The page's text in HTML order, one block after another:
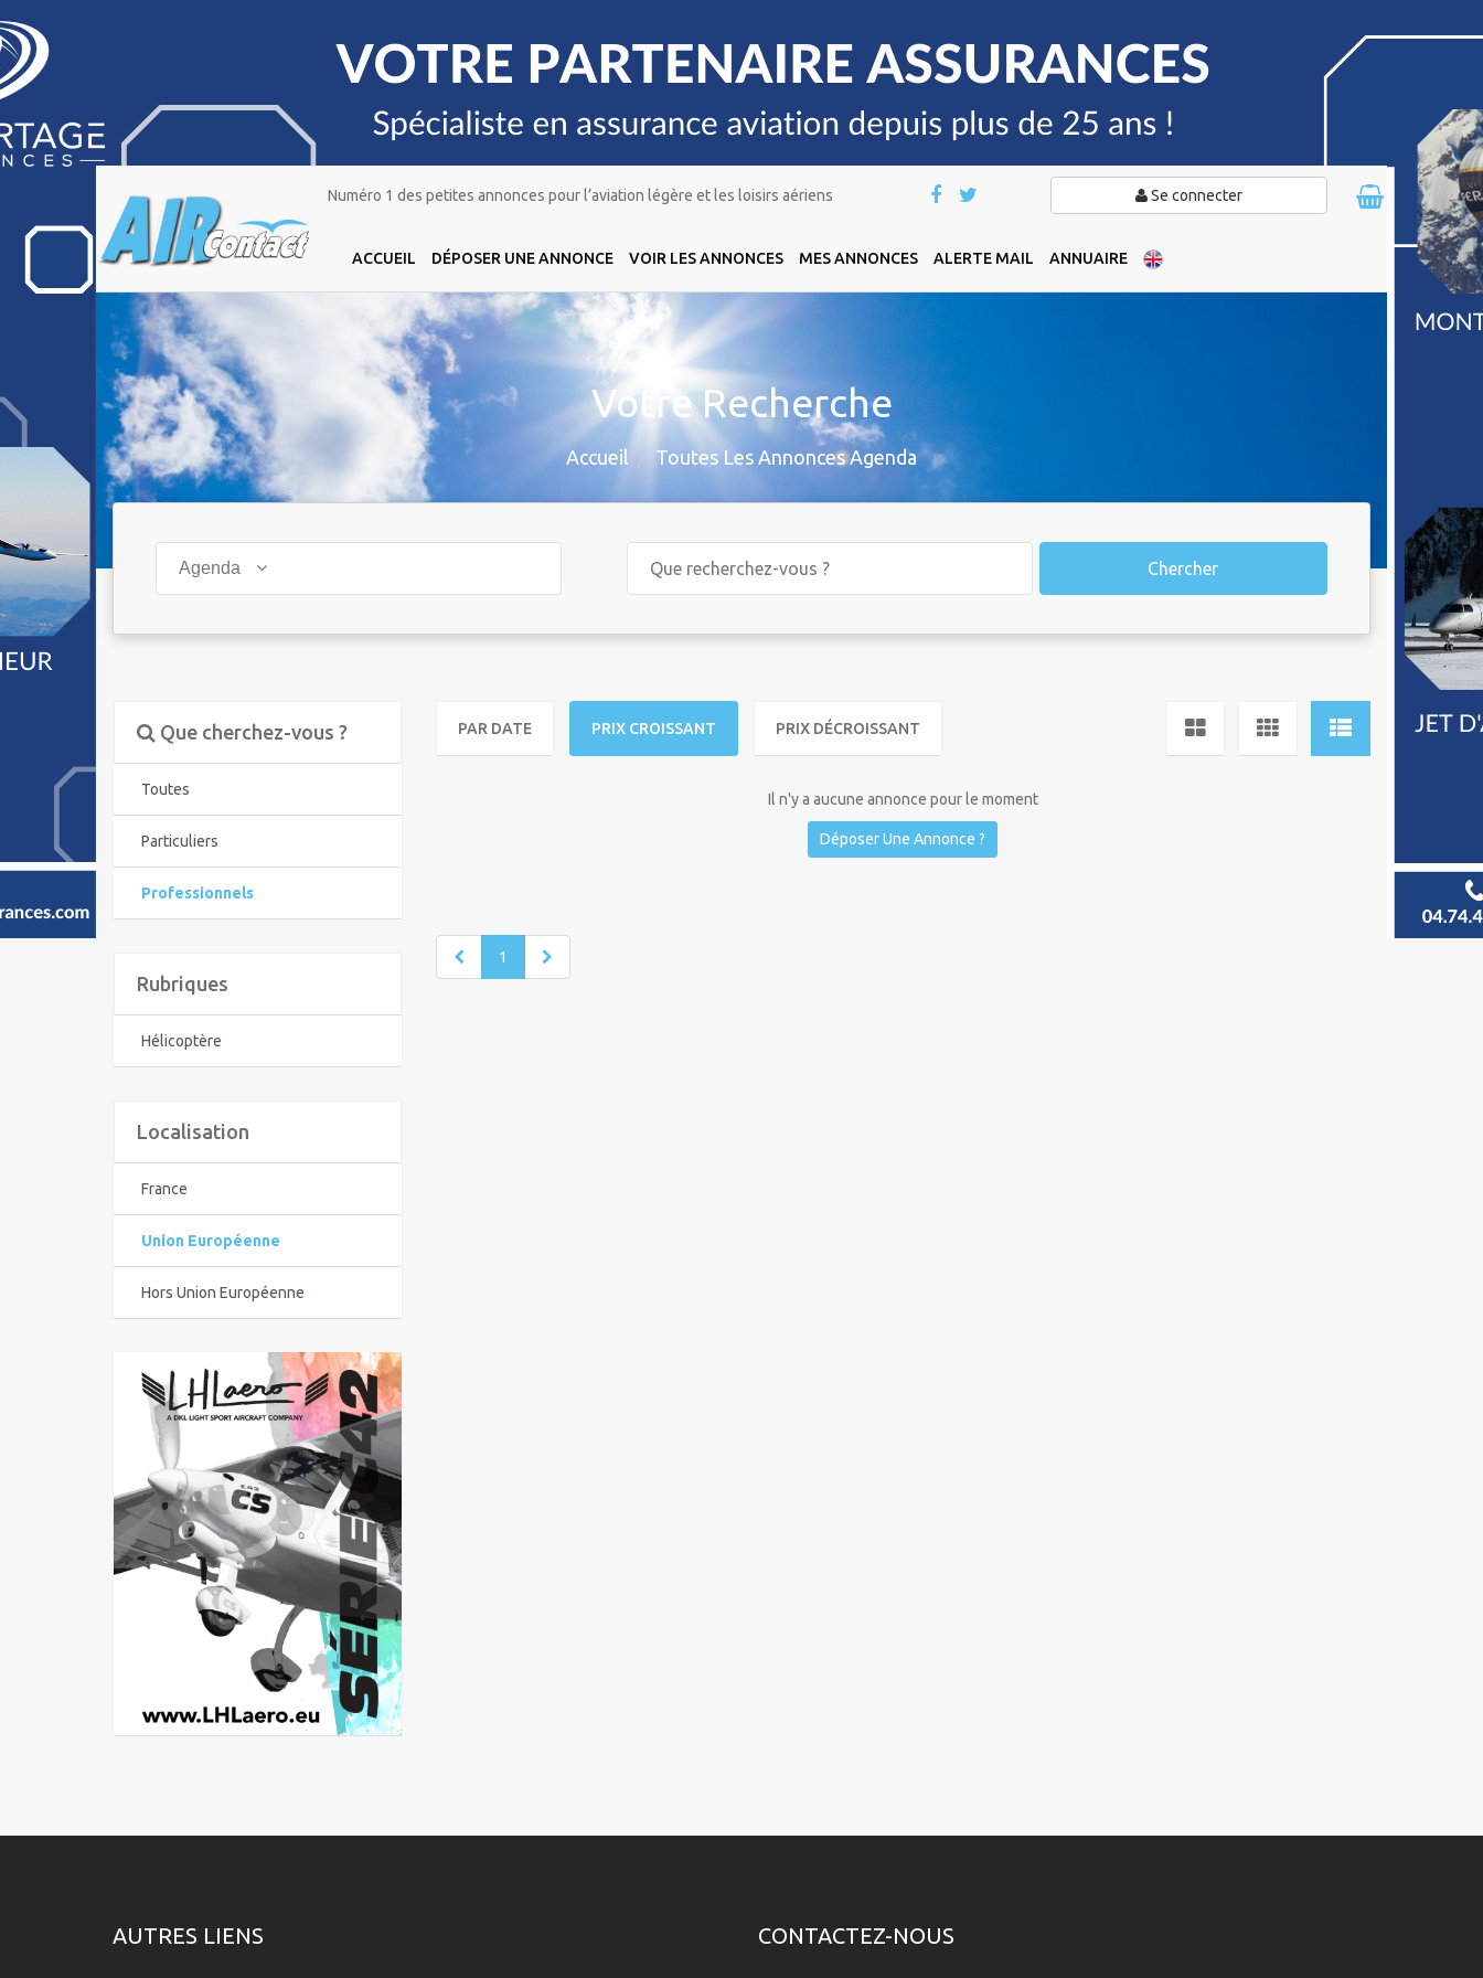
Numéro 1 des petites annonces pour l’aviation légère et les loisirs aériens Se connecter
ACCUEIL DÉPOSER UNE ANNONCE VOIR LES ANNONCES MES ANNONCES ALERTE MAIL ANNUAIRE
Votre Recherche
Accueil Toutes Les Annonces Agenda
Agenda Chercher
Que cherchez-vous ?
Toutes
Particuliers
Professionnels
Rubriques
Hélicoptère
Localisation
France
Union Européenne
Hors Union Européenne
PAR DATE PRIX CROISSANT PRIX DÉCROISSANT
Il n'y a aucune annonce pour le moment
Déposer Une Annonce ?
1
AUTRES LIENS CONTACTEZ-NOUS